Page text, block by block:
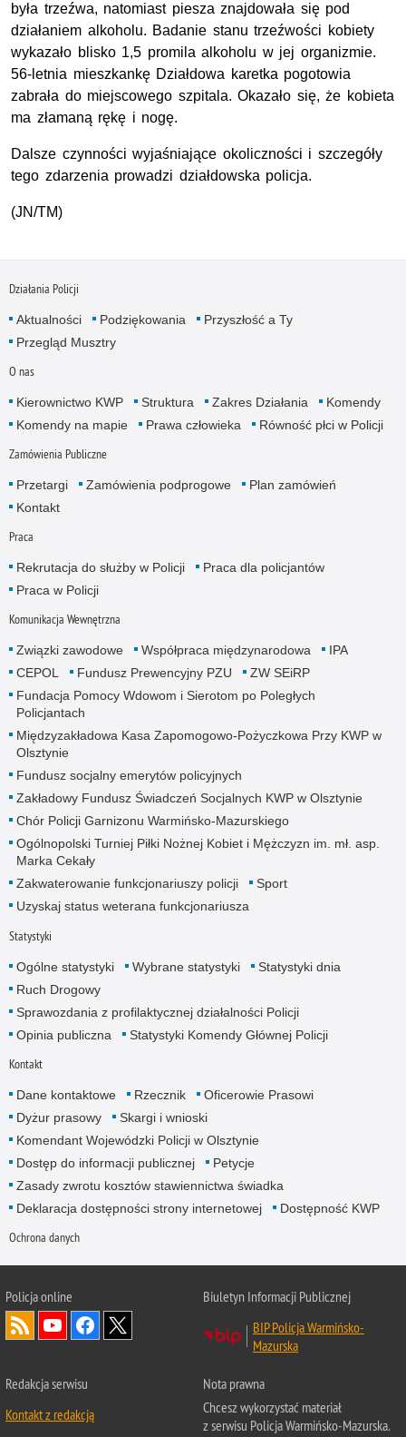
była trzeźwa, natomiast piesza znajdowała się pod
działaniem alkoholu. Badanie stanu trzeźwości kobiety
wykazało blisko 1,5 promila alkoholu w jej organizmie.
56-letnia mieszkankę Działdowa karetka pogotowia
zabrała do miejscowego szpitala. Okazało się, że kobieta
ma złamaną rękę i nogę.
Dalsze czynności wyjaśniające okoliczności i szczegóły
tego zdarzenia prowadzi działdowska policja.
(JN/TM)
Działania Policji
Aktualności Podziękowania
Przyszłość a Ty
Przegląd Musztry
O nas
Kierownictwo KWP Struktura Zakres Działania
Komendy
Komendy na mapie
Prawa człowieka Równość płci w Policji
Zamówienia Publiczne
Przetargi Zamówienia podprogowe
Plan zamówień
Kontakt
Praca
Rekrutacja do służby w Policji
Praca dla policjantów
Praca w Policji
Komunikacja Wewnętrzna
Związki zawodowe Współpraca międzynarodowa
IPA
CEPOL
Fundusz Prewencyjny PZU
ZW SEiRP
Fundacja Pomocy Wdowom i Sierotom po Poległych
Policjantach
Międzyzakładowa Kasa Zapomogowo-Pożyczkowa Przy KWP w
Olsztynie
Fundusz socjalny emerytów policyjnych
Zakładowy Fundusz Świadczeń Socjalnych KWP w Olsztynie
Chór Policji Garnizonu Warmińsko-Mazurskiego
Ogólnopolski Turniej Piłki Nożnej Kobiet i Mężczyzn im. mł. asp.
Marka Cekały
Zakwaterowanie funkcjonariuszy policji
Sport
Uzyskaj status weterana funkcjonariusza
Statystyki
Ogólne statystyki Wybrane statystyki
Statystyki dnia
Ruch Drogowy
Sprawozdania z profilaktycznej działalności Policji
Opinia publiczna
Statystyki Komendy Głównej Policji
Kontakt
Dane kontaktowe Rzecznik
Oficerowie Prasowi
Dyżur prasowy
Skargi i wnioski
Komendant Wojewódzki Policji w Olsztynie
Dostęp do informacji publicznej
Petycje
Zasady zwrotu kosztów stawiennictwa świadka
Deklaracja dostępności strony internetowej
Dostępność KWP
Ochrona danych
Policja online
Biuletyn Informacji Publicznej
BIP Policja Warmińsko-
Mazurska
Redakcja serwisu
Kontakt z redakcją
Nota prawna
Chcesz wykorzystać materiał
z serwisu Policja Warmińsko-Mazurska.